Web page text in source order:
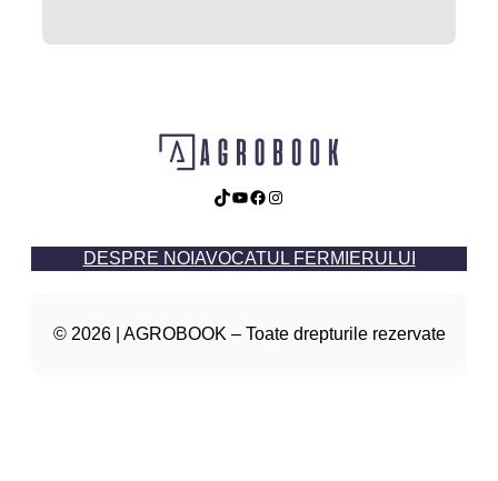
TikTok YouTube Facebook Instagram
DESPRE NOI AVOCATUL FERMIERULUI
© 2026 | AGROBOOK – Toate drepturile rezervate